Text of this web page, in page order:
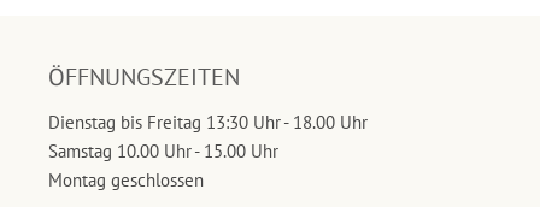
ÖFFNUNGSZEITEN
Dienstag bis Freitag 13:30 Uhr - 18.00 Uhr
Samstag 10.00 Uhr - 15.00 Uhr
Montag geschlossen